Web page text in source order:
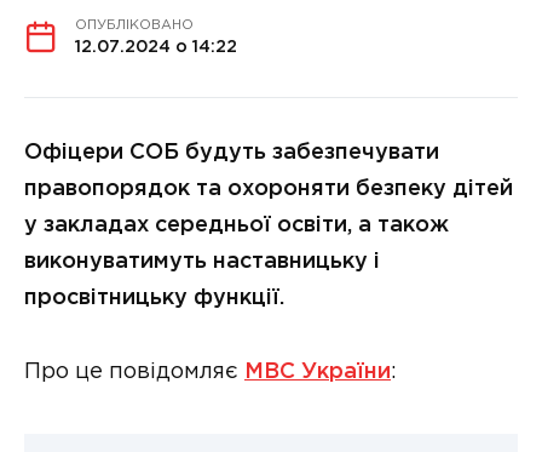
ОПУБЛІКОВАНО
12.07.2024 о 14:22
Офіцери СОБ будуть забезпечувати
правопорядок та охороняти безпеку дітей
у закладах середньої освіти, а також
виконуватимуть наставницьку і
просвітницьку функції.
Про це повідомляє МВС України: